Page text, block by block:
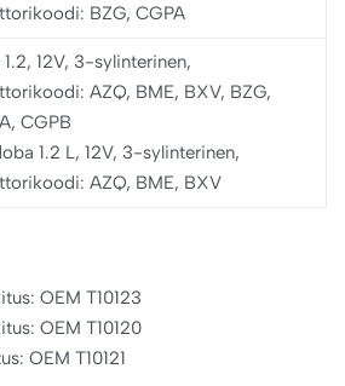
BZG, CGPA
1.2, 12V, 3-sylinterinen,
AZQ, BME, BXV, BZG,
CGPB
1.2 L, 12V, 3-sylinterinen,
AZQ, BME, BXV
OEM T10123
OEM T10120
OEM T10121